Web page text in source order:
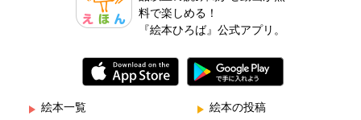
料で楽しめる！
『絵本ひろば』公式アプリ。
絵本一覧 絵本の投稿